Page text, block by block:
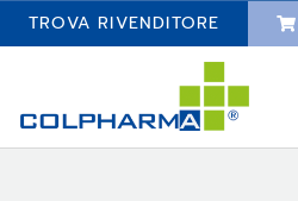
TROVA RIVENDITORE